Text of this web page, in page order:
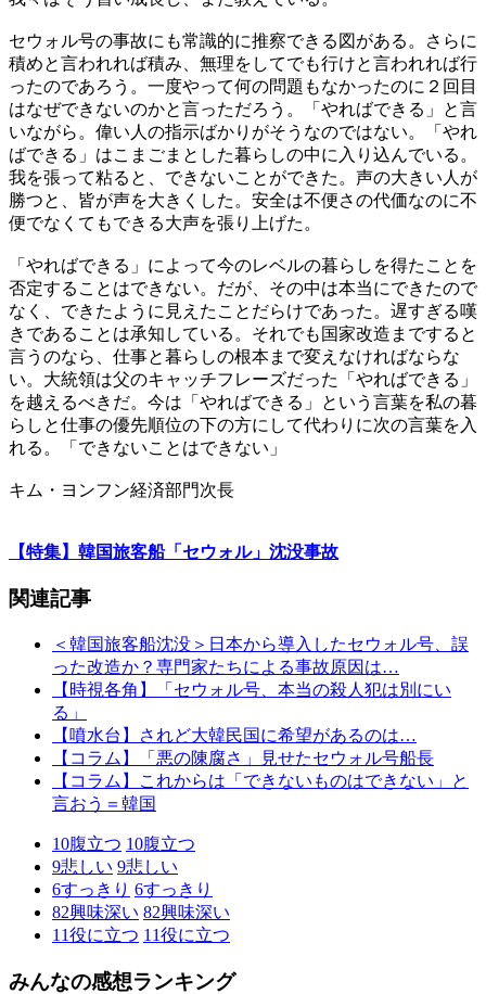
セウォル号の事故にも常識的に推察できる図がある。さらに
積めと言われれば積み、無理をしてでも行けと言われれば行
ったのであろう。一度やって何の問題もなかったのに２回目
はなぜできないのかと言っただろう。「やればできる」と言
いながら。偉い人の指示ばかりがそうなのではない。「やれ
ばできる」はこまごまとした暮らしの中に入り込んでいる。
我を張って粘ると、できないことができた。声の大きい人が
勝つと、皆が声を大きくした。安全は不便さの代価なのに不
便でなくてもできる大声を張り上げた。
「やればできる」によって今のレベルの暮らしを得たことを
否定することはできない。だが、その中は本当にできたので
なく、できたように見えたことだらけであった。遅すぎる嘆
きであることは承知している。それでも国家改造まですると
言うのなら、仕事と暮らしの根本まで変えなければならな
い。大統領は父のキャッチフレーズだった「やればできる」
を越えるべきだ。今は「やればできる」という言葉を私の暮
らしと仕事の優先順位の下の方にして代わりに次の言葉を入
れる。「できないことはできない」
キム・ヨンフン経済部門次長
【特集】韓国旅客船「セウォル」沈没事故
関連記事
＜韓国旅客船沈没＞日本から導入したセウォル号、誤
った改造か？専門家たちによる事故原因は…
【時視各角】「セウォル号、本当の殺人犯は別にい
る」
【噴水台】されど大韓民国に希望があるのは…
【コラム】「悪の陳腐さ」見せたセウォル号船長
【コラム】これからは「できないものはできない」と
言おう＝韓国
10腹立つ 10腹立つ
9悲しい 9悲しい
6すっきり 6すっきり
82興味深い 82興味深い
11役に立つ 11役に立つ
みんなの感想ランキング